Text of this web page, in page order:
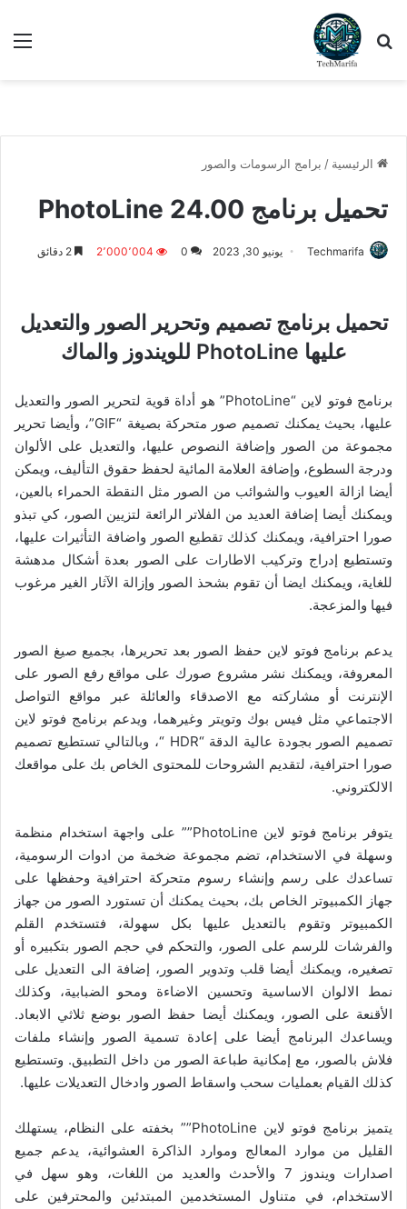
بحث عن
الرئيسية / برامج الرسومات والصور
تحميل برنامج PhotoLine 24.00
Techmarifa يونيو 30, 2023 0 2٬000٬004
تحميل برنامج تصميم وتحرير الصور والتعديل
عليها PhotoLine للويندوز والماك
برنامج فوتو لاين “PhotoLine” هو أداة قوية لتحرير الصور والتعديل
عليها، بحيث يمكنك تصميم صور متحركة بصيغة “GIF”، وأيضا تحرير
مجموعة من الصور وإضافة النصوص عليها، والتعديل على الألوان
ودرجة السطوع، وإضافة العلامة المائية لحفظ حقوق التأليف، ويمكن
أيضا ازالة العيوب والشوائب من الصور مثل النقطة الحمراء بالعين،
ويمكنك أيضا إضافة العديد من الفلاتر الرائعة لتزيين الصور، كي تبذو
صورا احترافية، ويمكنك كذلك تقطيع الصور واضافة التأثيرات عليها،
وتستطيع إدراج وتركيب الاطارات على الصور بعدة أشكال مدهشة
للغاية، ويمكنك ايضا أن تقوم بشحذ الصور وإزالة الآثار الغير مرغوب
فيها والمزعجة.
يدعم برنامج فوتو لاين حفظ الصور بعد تحريرها، بجميع صيغ الصور
المعروفة، ويمكنك نشر مشروع صورك على مواقع رفع الصور على
الإنترنت أو مشاركته مع الاصدقاء والعائلة عبر مواقع التواصل
الاجتماعي مثل فيس بوك وتويتر وغيرهما، ويدعم برنامج فوتو لاين
تصميم الصور بجودة عالية الدقة “HDR “، وبالتالي تستطيع تصميم
صورا احترافية، لتقديم الشروحات للمحتوى الخاص بك على مواقعك
الالكتروني.
يتوفر برنامج فوتو لاين PhotoLine”” على واجهة استخدام منظمة
وسهلة في الاستخدام، تضم مجموعة ضخمة من ادوات الرسومية،
تساعدك على رسم وإنشاء رسوم متحركة احترافية وحفظها على
جهاز الكمبيوتر الخاص بك، بحيث يمكنك أن تستورد الصور من جهاز
الكمبيوتر وتقوم بالتعديل عليها بكل سهولة، فتستخدم القلم
والفرشات للرسم على الصور، والتحكم في حجم الصور بتكبيره أو
تصغيره، ويمكنك أيضا قلب وتدوير الصور، إضافة الى التعديل على
نمط الالوان الاساسية وتحسين الاضاءة ومحو الضبابية، وكذلك
الأقنعة على الصور، ويمكنك أيضا حفظ الصور بوضع ثلاثي الابعاد.
ويساعدك البرنامج أيضا على إعادة تسمية الصور وإنشاء ملفات
فلاش بالصور، مع إمكانية طباعة الصور من داخل التطبيق. وتستطيع
كذلك القيام بعمليات سحب واسقاط الصور وادخال التعديلات عليها.
يتميز برنامج فوتو لاين PhotoLine”” بخفته على النظام، يستهلك
القليل من موارد المعالج وموارد الذاكرة العشوائية، يدعم جميع
اصدارات ويندوز 7 والأحدث والعديد من اللغات، وهو سهل في
الاستخدام، في متناول المستخدمين المبتدئين والمحترفين على